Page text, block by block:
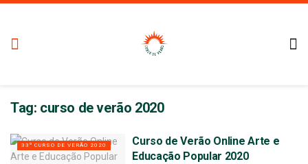
Tag: curso de verão 2020
33º CURSO DE VERÃO 2020
Curso de Verão Online Arte e
Educação Popular 2020